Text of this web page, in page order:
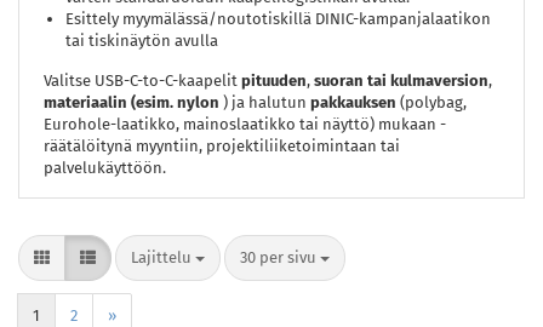
Esittely myymälässä/noutotiskillä DINIC-kampanjalaatikon
tai tiskinäytön avulla
Valitse USB-C-to-C-kaapelit pituuden, suoran tai kulmaversion,
materiaalin (esim. nylon ) ja halutun pakkauksen (polybag,
Eurohole-laatikko, mainoslaatikko tai näyttö) mukaan -
räätälöitynä myyntiin, projektiliiketoimintaan tai
palvelukäyttöön.
Lajittelu
Lajittelu 30 per sivu
per sivu
1 2 »